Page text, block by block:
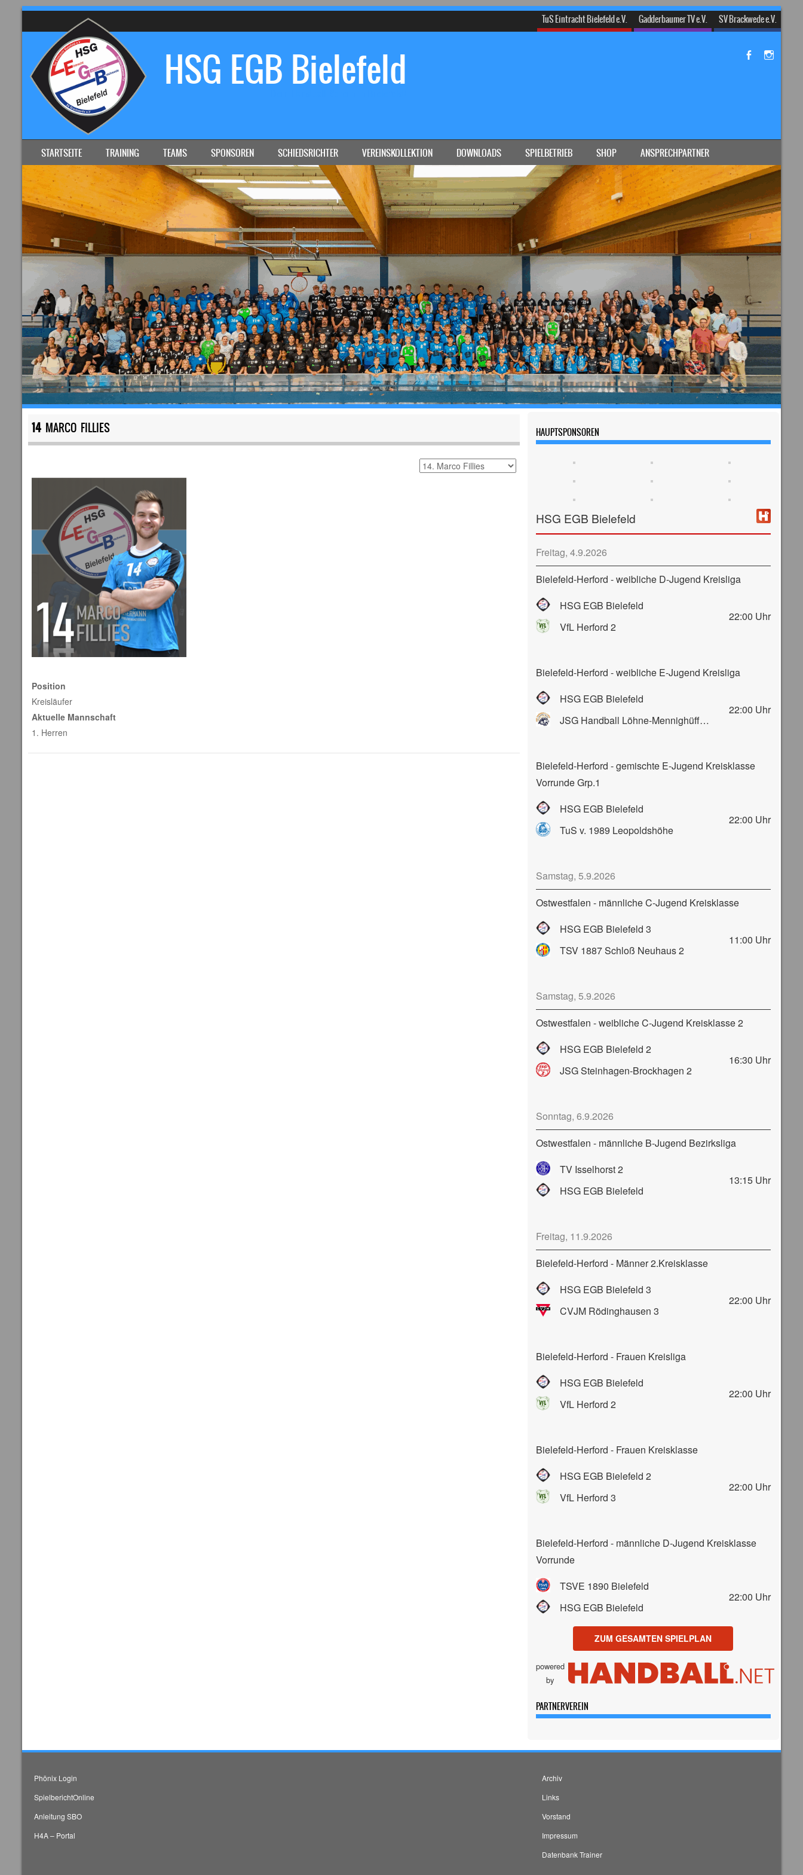
TuS Eintracht Bielefeld e.V. Gadderbaumer TV e.V. SV Brackwede e.V.
HSG EGB Bielefeld
MENU
SKIP TO CONTENT
STARTSEITE TRAINING TEAMS SPONSOREN SCHIEDSRICHTER VEREINSKOLLEKTION DOWNLOADS SPIELBETRIEB SHOP ANSPRECHPARTNER
14MARCO FILLIES
Position
Kreisläufer
Aktuelle Mannschaft
1. Herren
HAUPTSPONSOREN
HSG EGB Bielefeld
Freitag, 4.9.2026
Bielefeld-Herford - weibliche D-Jugend Kreisliga
HSG EGB Bielefeld
VfL Herford 2
22:00 Uhr
Bielefeld-Herford - weibliche E-Jugend Kreisliga
HSG EGB Bielefeld
JSG Handball Löhne-Mennighüffen-Obernbeck
22:00 Uhr
Bielefeld-Herford - gemischte E-Jugend Kreisklasse
Vorrunde Grp.1
HSG EGB Bielefeld
TuS v. 1989 Leopoldshöhe
22:00 Uhr
Samstag, 5.9.2026
Ostwestfalen - männliche C-Jugend Kreisklasse
HSG EGB Bielefeld 3
TSV 1887 Schloß Neuhaus 2
11:00 Uhr
Samstag, 5.9.2026
Ostwestfalen - weibliche C-Jugend Kreisklasse 2
HSG EGB Bielefeld 2
JSG Steinhagen-Brockhagen 2
16:30 Uhr
Sonntag, 6.9.2026
Ostwestfalen - männliche B-Jugend Bezirksliga
TV Isselhorst 2
HSG EGB Bielefeld
13:15 Uhr
Freitag, 11.9.2026
Bielefeld-Herford - Männer 2.Kreisklasse
HSG EGB Bielefeld 3
CVJM Rödinghausen 3
22:00 Uhr
Bielefeld-Herford - Frauen Kreisliga
HSG EGB Bielefeld
VfL Herford 2
22:00 Uhr
Bielefeld-Herford - Frauen Kreisklasse
HSG EGB Bielefeld 2
VfL Herford 3
22:00 Uhr
Bielefeld-Herford - männliche D-Jugend Kreisklasse
Vorrunde
TSVE 1890 Bielefeld
HSG EGB Bielefeld
22:00 Uhr
ZUM GESAMTEN SPIELPLAN
powered
by
PARTNERVEREIN
Phönix Login
SpielberichtOnline
Anleitung SBO
H4A – Portal
Archiv
Links
Vorstand
Impressum
Datenbank Trainer